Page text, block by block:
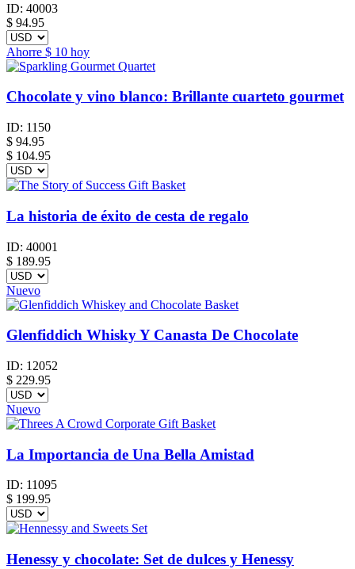
ID: 40003
$ 94.95
Ahorre $ 10 hoy
Chocolate y vino blanco: Brillante cuarteto gourmet
ID: 1150
$ 94.95
$ 104.95
La historia de éxito de cesta de regalo
ID: 40001
$ 189.95
Nuevo
Glenfiddich Whisky Y Canasta De Chocolate
ID: 12052
$ 229.95
Nuevo
La Importancia de Una Bella Amistad
ID: 11095
$ 199.95
Henessy y chocolate: Set de dulces y Henessy